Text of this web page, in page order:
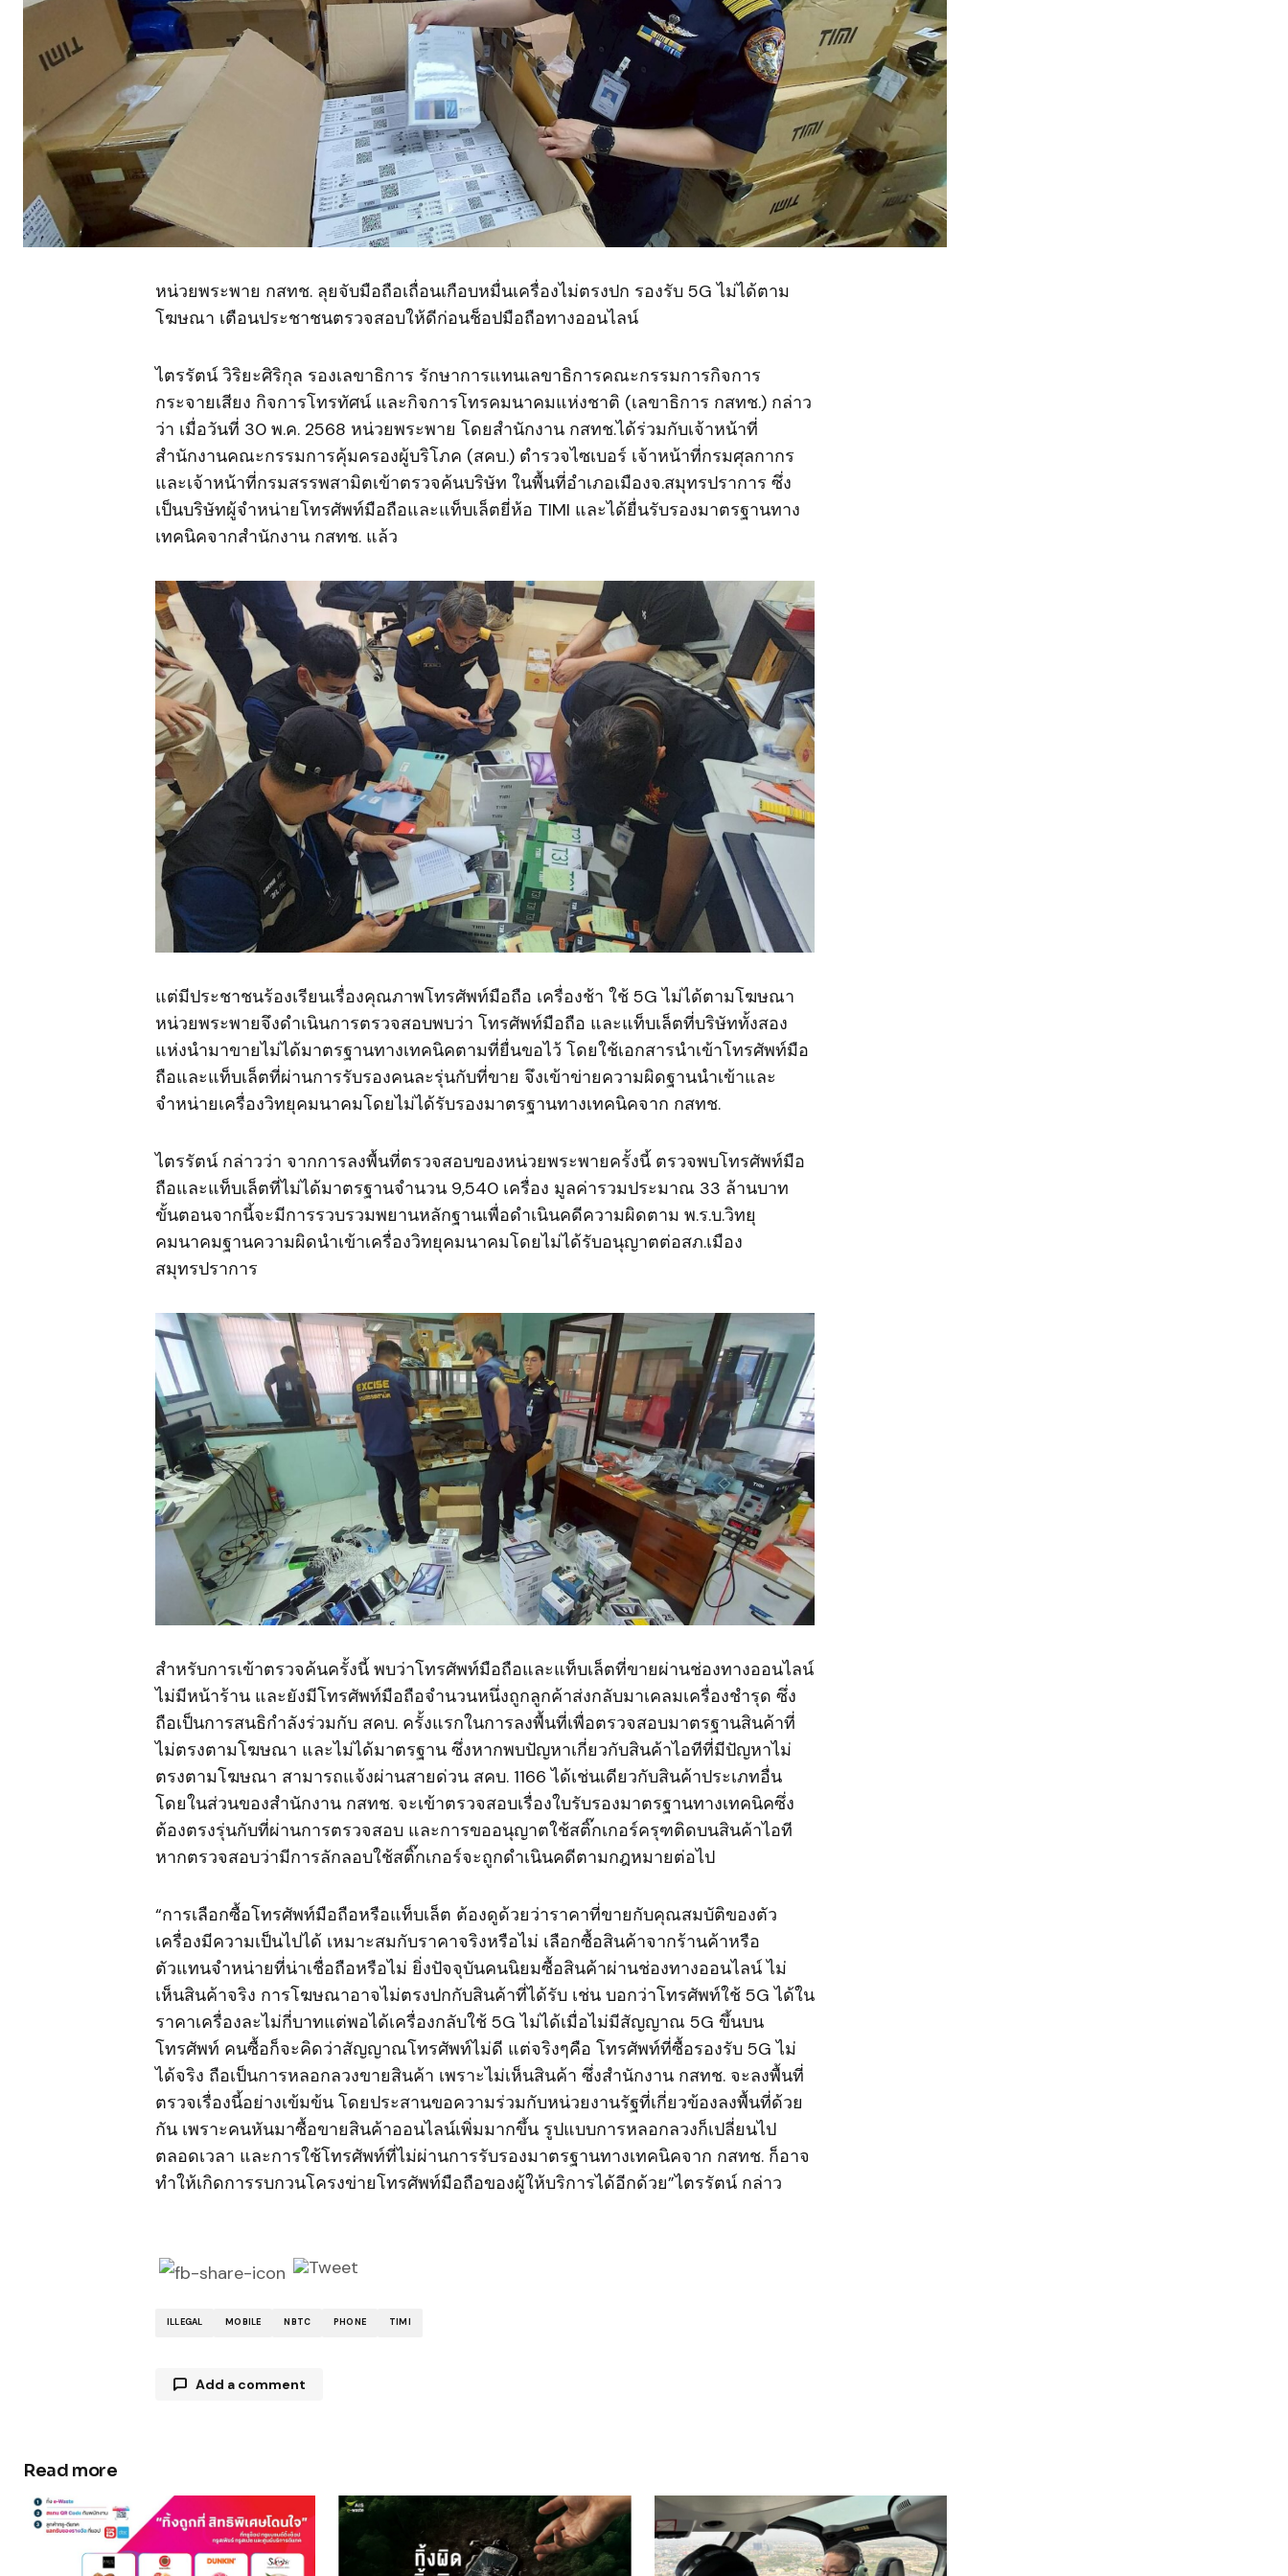
หน่วยพระพาย กสทช. ลุยจับมือถือเถื่อนเกือบหมื่นเครื่องไม่ตรงปก รองรับ 5G ไม่ได้ตาม
โฆษณา เตือนประชาชนตรวจสอบให้ดีก่อนช็อปมือถือทางออนไลน์
ไตรรัตน์ วิริยะศิริกุล รองเลขาธิการ รักษาการแทนเลขาธิการคณะกรรมการกิจการ
กระจายเสียง กิจการโทรทัศน์ และกิจการโทรคมนาคมแห่งชาติ (เลขาธิการ กสทช.) กล่าว
ว่า เมื่อวันที่ 30 พ.ค. 2568 หน่วยพระพาย โดยสำนักงาน กสทช.ได้ร่วมกับเจ้าหน้าที่
สำนักงานคณะกรรมการคุ้มครองผู้บริโภค (สคบ.) ตำรวจไซเบอร์ เจ้าหน้าที่กรมศุลกากร
และเจ้าหน้าที่กรมสรรพสามิตเข้าตรวจค้นบริษัท ในพื้นที่อำเภอเมืองจ.สมุทรปราการ ซึ่ง
เป็นบริษัทผู้จำหน่ายโทรศัพท์มือถือและแท็บเล็ตยี่ห้อ TIMI และได้ยื่นรับรองมาตรฐานทาง
เทคนิคจากสำนักงาน กสทช. แล้ว
แต่มีประชาชนร้องเรียนเรื่องคุณภาพโทรศัพท์มือถือ เครื่องช้า ใช้ 5G ไม่ได้ตามโฆษณา
หน่วยพระพายจึงดำเนินการตรวจสอบพบว่า โทรศัพท์มือถือ และแท็บเล็ตที่บริษัททั้งสอง
แห่งนำมาขายไม่ได้มาตรฐานทางเทคนิคตามที่ยื่นขอไว้ โดยใช้เอกสารนำเข้าโทรศัพท์มือ
ถือและแท็บเล็ตที่ผ่านการรับรองคนละรุ่นกับที่ขาย จึงเข้าข่ายความผิดฐานนำเข้าและ
จำหน่ายเครื่องวิทยุคมนาคมโดยไม่ได้รับรองมาตรฐานทางเทคนิคจาก กสทช.
ไตรรัตน์ กล่าวว่า จากการลงพื้นที่ตรวจสอบของหน่วยพระพายครั้งนี้ ตรวจพบโทรศัพท์มือ
ถือและแท็บเล็ตที่ไม่ได้มาตรฐานจำนวน 9,540 เครื่อง มูลค่ารวมประมาณ 33 ล้านบาท
ขั้นตอนจากนี้จะมีการรวบรวมพยานหลักฐานเพื่อดำเนินคดีความผิดตาม พ.ร.บ.วิทยุ
คมนาคมฐานความผิดนำเข้าเครื่องวิทยุคมนาคมโดยไม่ได้รับอนุญาตต่อสภ.เมือง
สมุทรปราการ
สำหรับการเข้าตรวจค้นครั้งนี้ พบว่าโทรศัพท์มือถือและแท็บเล็ตที่ขายผ่านช่องทางออนไลน์
ไม่มีหน้าร้าน และยังมีโทรศัพท์มือถือจำนวนหนึ่งถูกลูกค้าส่งกลับมาเคลมเครื่องชำรุด ซึ่ง
ถือเป็นการสนธิกำลังร่วมกับ สคบ. ครั้งแรกในการลงพื้นที่เพื่อตรวจสอบมาตรฐานสินค้าที่
ไม่ตรงตามโฆษณา และไม่ได้มาตรฐาน ซึ่งหากพบปัญหาเกี่ยวกับสินค้าไอทีที่มีปัญหาไม่
ตรงตามโฆษณา สามารถแจ้งผ่านสายด่วน สคบ. 1166 ได้เช่นเดียวกับสินค้าประเภทอื่น
โดยในส่วนของสำนักงาน กสทช. จะเข้าตรวจสอบเรื่องใบรับรองมาตรฐานทางเทคนิคซึ่ง
ต้องตรงรุ่นกับที่ผ่านการตรวจสอบ และการขออนุญาตใช้สติ๊กเกอร์ครุฑติดบนสินค้าไอที
หากตรวจสอบว่ามีการลักลอบใช้สติ๊กเกอร์จะถูกดำเนินคดีตามกฎหมายต่อไป
“การเลือกซื้อโทรศัพท์มือถือหรือแท็บเล็ต ต้องดูด้วยว่าราคาที่ขายกับคุณสมบัติของตัว
เครื่องมีความเป็นไปได้ เหมาะสมกับราคาจริงหรือไม่ เลือกซื้อสินค้าจากร้านค้าหรือ
ตัวแทนจำหน่ายที่น่าเชื่อถือหรือไม่ ยิ่งปัจจุบันคนนิยมซื้อสินค้าผ่านช่องทางออนไลน์ ไม่
เห็นสินค้าจริง การโฆษณาอาจไม่ตรงปกกับสินค้าที่ได้รับ เช่น บอกว่าโทรศัพท์ใช้ 5G ได้ใน
ราคาเครื่องละไม่กี่บาทแต่พอได้เครื่องกลับใช้ 5G ไม่ได้เมื่อไม่มีสัญญาณ 5G ขึ้นบน
โทรศัพท์ คนซื้อก็จะคิดว่าสัญญาณโทรศัพท์ไม่ดี แต่จริงๆคือ โทรศัพท์ที่ซื้อรองรับ 5G ไม่
ได้จริง ถือเป็นการหลอกลวงขายสินค้า เพราะไม่เห็นสินค้า ซึ่งสำนักงาน กสทช. จะลงพื้นที่
ตรวจเรื่องนี้อย่างเข้มข้น โดยประสานขอความร่วมกับหน่วยงานรัฐที่เกี่ยวข้องลงพื้นที่ด้วย
กัน เพราะคนหันมาซื้อขายสินค้าออนไลน์เพิ่มมากขึ้น รูปแบบการหลอกลวงก็เปลี่ยนไป
ตลอดเวลา และการใช้โทรศัพท์ที่ไม่ผ่านการรับรองมาตรฐานทางเทคนิคจาก กสทช. ก็อาจ
ทำให้เกิดการรบกวนโครงข่ายโทรศัพท์มือถือของผู้ให้บริการได้อีกด้วย”ไตรรัตน์ กล่าว
ILLEGAL MOBILE NBTC PHONE TIMI
Add a comment
Comment*
Read more